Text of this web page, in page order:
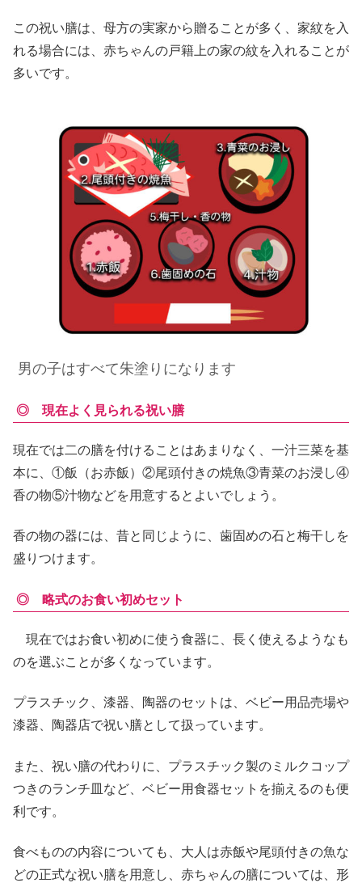
この祝い膳は、母方の実家から贈ることが多く、家紋を入
れる場合には、赤ちゃんの戸籍上の家の紋を入れることが
多いです。
男の子はすべて朱塗りになります
◎ 現在よく見られる祝い膳
現在では二の膳を付けることはあまりなく、一汁三菜を基
本に、①飯（お赤飯）②尾頭付きの焼魚③青菜のお浸し④
香の物⑤汁物などを用意するとよいでしょう。
香の物の器には、昔と同じように、歯固めの石と梅干しを
盛りつけます。
◎ 略式のお食い初めセット
現在ではお食い初めに使う食器に、長く使えるようなも
のを選ぶことが多くなっています。
プラスチック、漆器、陶器のセットは、ベビー用品売場や
漆器、陶器店で祝い膳として扱っています。
また、祝い膳の代わりに、プラスチック製のミルクコップ
つきのランチ皿など、ベビー用食器セットを揃えるのも便
利です。
食べものの内容についても、大人は赤飯や尾頭付きの魚な
どの正式な祝い膳を用意し、赤ちゃんの膳については、形